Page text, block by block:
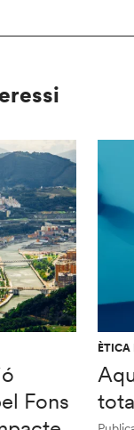
Fons
ÈTICA